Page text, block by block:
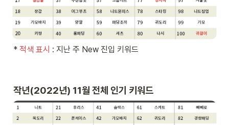
* 적색 표시 : 지난 주 New 진입 키워드
작년(2022년) 11월 전체 인기 키워드